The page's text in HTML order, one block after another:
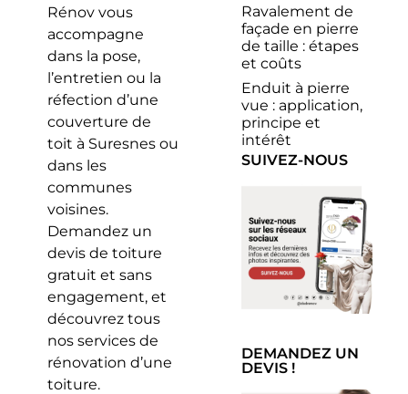
Rénov vous
accompagne
dans la pose,
l’entretien ou la
réfection d’une
couverture de
toit à Suresnes ou
dans les
communes
voisines.
Demandez un
devis de toiture
gratuit et sans
engagement, et
découvrez tous
nos services de
rénovation d’une
toiture.
Ravalement de
façade en pierre
de taille : étapes
et coûts
Enduit à pierre
vue : application,
principe et
intérêt
SUIVEZ-NOUS
DEMANDEZ UN
DEVIS !